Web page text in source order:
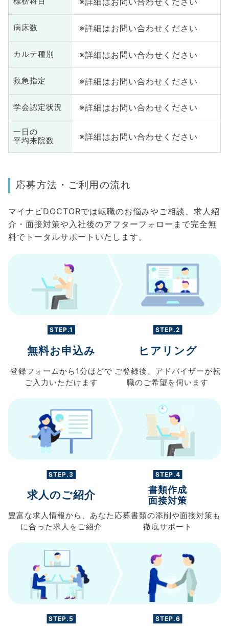
病床数 ※詳細はお問い合わせください
カルテ種別 ※詳細はお問い合わせください
救急指定 ※詳細はお問い合わせください
学会認定状況 ※詳細はお問い合わせください
一日の
平均来院数
※詳細はお問い合わせください
応募方法・ご利用の流れ
マイナビDOCTORでは転職のお悩みやご相談、求人紹
介・面接対策や入社後のアフターフォローまで完全無
料でトータルサポートいたします。
STEP.1
無料お申込み
登録フォームから 1分ほどで
ご入力 いただけます
STEP.2
ヒアリング
ご登録後、 アドバイザーが転
職のご希望を伺います
STEP.3
求人のご紹介
豊富な求人情報から、 あなた
に合った求人を ご紹介
STEP.4
書類作成
面接対策
応募書類の添削や面接対策も
徹底サポート
STEP.5 STEP.6